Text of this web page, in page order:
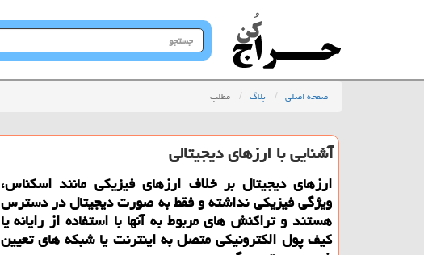
جستجو
در
صفحه اصلی بلاگ مطلب
آشنایی با ارزهای دیجیتالی
ارزهای دیجیتال بر خلاف ارزهای فیزیکی مانند اسکناس،
ویژگی فیزیکی نداشته و فقط به صورت دیجیتال در دسترس
هستند و تراکنش های مربوط به آنها با استفاده از رایانه یا
کیف پول الکترونیکی متصل به اینترنت یا شبکه های تعیین